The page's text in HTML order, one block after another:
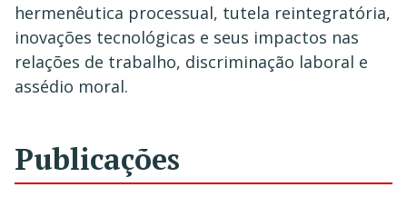
hermenêutica processual, tutela reintegratória,
inovações tecnológicas e seus impactos nas
relações de trabalho, discriminação laboral e
assédio moral.
Publicações